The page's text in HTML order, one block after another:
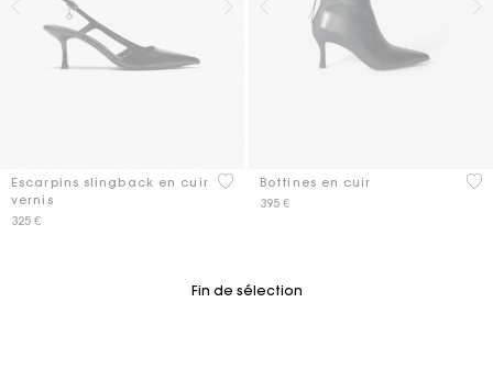
Escarpins slingback en cuir
vernis
325 €
5 out of 5 Customer Rating
Bottines en cuir
395 €
3,3
Fin de sélection